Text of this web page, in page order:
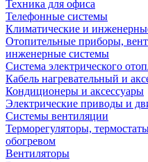
Техника для офиса
Телефонные системы
Климатические и
Отопительные приборы,
инженерные системы
Система электрического
Кабель нагревательный и
Кондиционеры и аксессуары
Электрические приводы и
Системы вентиляции
Терморегуляторы,
обогревом
Вентиляторы